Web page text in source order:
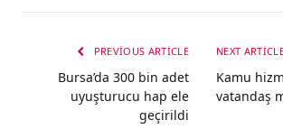
PREVIOUS ARTICLE
Bursa’da 300 bin adet
uyuşturucu hap ele
geçirildi
NEXT
Kamu
vatandaş